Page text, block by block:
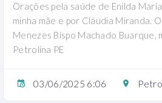
Orações pela saúde de Enilda
minha mãe e por Cláudia Miranda.
Menezes Bispo Machado Buarque,
Petrolina PE
03/06/2025 6:06